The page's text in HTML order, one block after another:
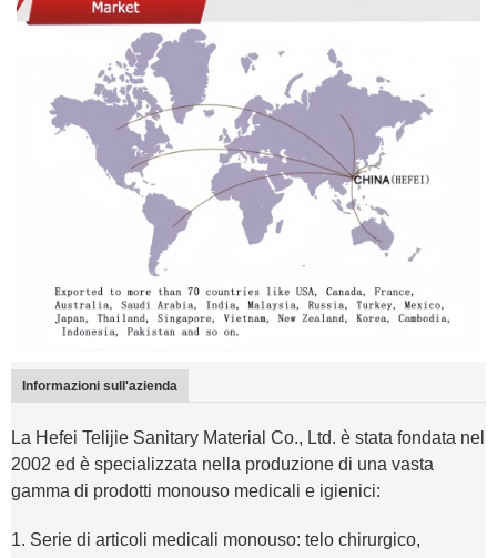
Informazioni sull'azienda
La Hefei Telijie Sanitary Material Co., Ltd. è stata fondata nel
2002 ed è specializzata nella produzione di una vasta
gamma di prodotti monouso medicali e igienici:
1. Serie di articoli medicali monouso: telo chirurgico,